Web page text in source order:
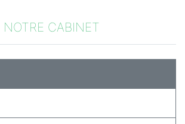
NOTRE CABINET